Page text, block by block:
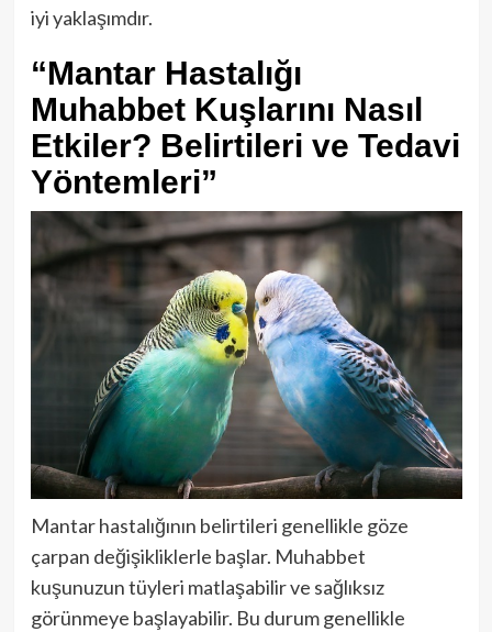
iyi yaklaşımdır.
“Mantar Hastalığı
Muhabbet Kuşlarını Nasıl
Etkiler? Belirtileri ve Tedavi
Yöntemleri”
Mantar hastalığının belirtileri genellikle göze
çarpan değişikliklerle başlar. Muhabbet
kuşunuzun tüyleri matlaşabilir ve sağlıksız
görünmeye başlayabilir. Bu durum genellikle